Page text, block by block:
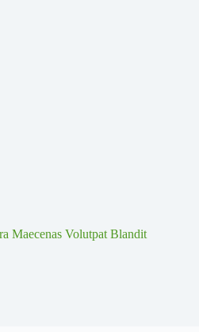
Maecenas Volutpat Blandit